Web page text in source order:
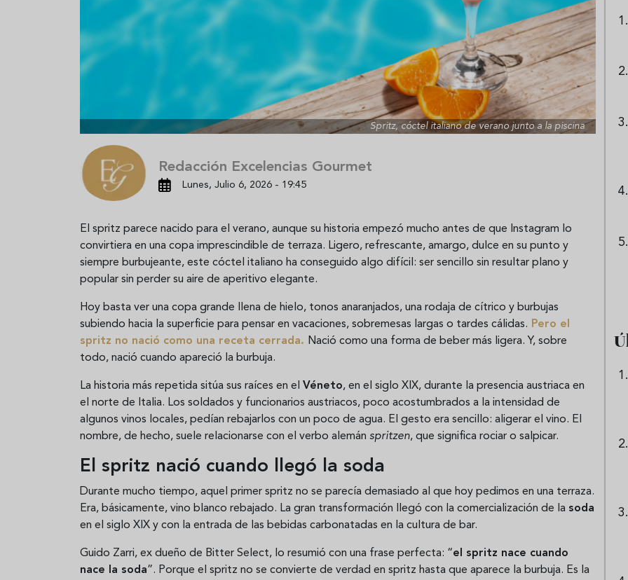
Spritz, cóctel italiano de verano junto a la piscina
Redacción Excelencias Gourmet
Lunes, Julio 6, 2026 - 19:45
El spritz parece nacido para el verano, aunque su historia empezó mucho antes de que Instagram lo
convirtiera en una copa imprescindible de terraza. Ligero, refrescante, amargo, dulce en su punto y
siempre burbujeante, este cóctel italiano ha conseguido algo difícil: ser sencillo sin resultar plano y
popular sin perder su aire de aperitivo elegante.
Hoy basta ver una copa grande llena de hielo, tonos anaranjados, una rodaja de cítrico y burbujas
subiendo hacia la superficie para pensar en vacaciones, sobremesas largas o tardes cálidas. Pero el
spritz no nació como una receta cerrada. Nació como una forma de beber más ligera. Y, sobre
todo, nació cuando apareció la burbuja.
La historia más repetida sitúa sus raíces en el Véneto, en el siglo XIX, durante la presencia austriaca en
el norte de Italia. Los soldados y funcionarios austriacos, poco acostumbrados a la intensidad de
algunos vinos locales, pedían rebajarlos con un poco de agua. El gesto era sencillo: aligerar el vino. El
nombre, de hecho, suele relacionarse con el verbo alemán spritzen, que significa rociar o salpicar.
El spritz nació cuando llegó la soda
Durante mucho tiempo, aquel primer spritz no se parecía demasiado al que hoy pedimos en una terraza.
Era, básicamente, vino blanco rebajado. La gran transformación llegó con la comercialización de la soda
en el siglo XIX y con la entrada de las bebidas carbonatadas en la cultura de bar.
Guido Zarri, ex dueño de Bitter Select, lo resumió con una frase perfecta: “el spritz nace cuando
nace la soda”. Porque el spritz no se convierte de verdad en spritz hasta que aparece la burbuja. Es la